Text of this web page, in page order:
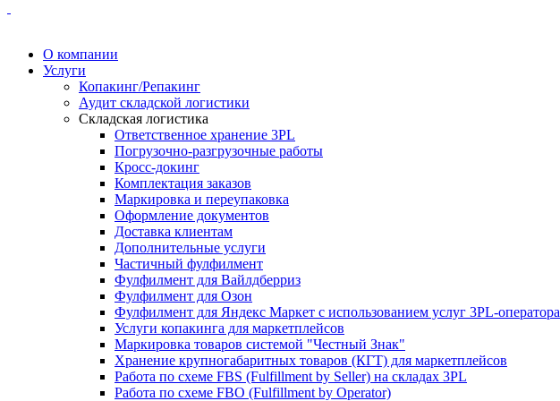
О компании
Услуги
Копакинг/Репакинг
Аудит складской логистики
Складская логистика
Ответственное хранение 3PL
Погрузочно-разгрузочные работы
Кросс-докинг
Комплектация заказов
Маркировка и переупаковка
Оформление документов
Доставка клиентам
Дополнительные услуги
Частичный фулфилмент
Фулфилмент для Вайлдберриз
Фулфилмент для Озон
Фулфилмент для Яндекс Маркет с использованием услуг 3PL-оператора
Услуги копакинга для маркетплейсов
Маркировка товаров системой "Честный Знак"
Хранение крупногабаритных товаров (КГТ) для маркетплейсов
Работа по схеме FBS (Fulfillment by Seller) на складах 3PL
Работа по схеме FBO (Fulfillment by Operator)